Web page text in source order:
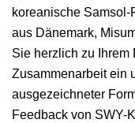
koreanische
aus Dänemark,
Sie herzlich zu Ihrem
Zusammenarbeit ein
ausgezeichneter
Feedback von SWY-